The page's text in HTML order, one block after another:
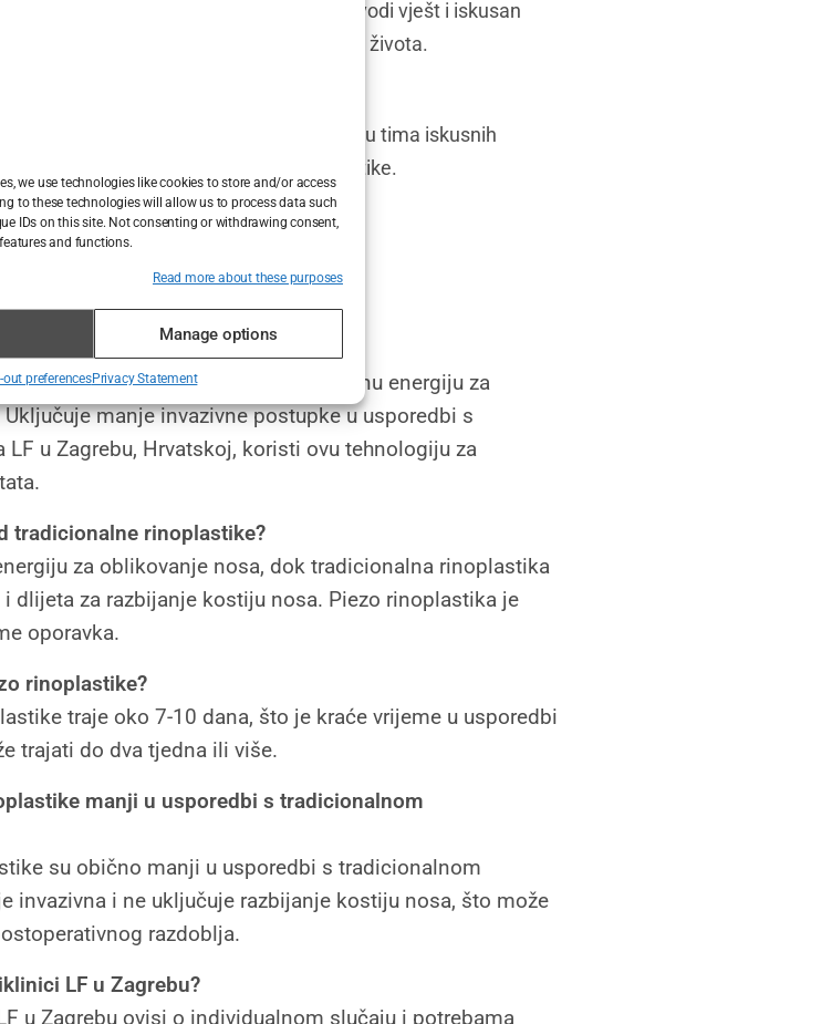
we use technologies like cookies to store and/or access
to these technologies will allow us to process data such
IDs on this site. Not consenting or withdrawing consent,
and functions.
Read more about these purposes
Manage options
out preferencesPrivacy Statement
i zadovoljstvo pacijenata kada je izvodi vješt i iskusan
funkcije disanja i ukupne kvalitete života.
dobivaju personaliziranu pažnju i njegu tima iskusnih
ishod medicinskog postupka rinoplastike.
nosa koja koristi ultrazvučnu energiju za
manje invazivne postupke u usporedbi s
u Zagrebu, Hrvatskoj, koristi ovu tehnologiju za
tradicionalne rinoplastike?
za oblikovanje nosa, dok tradicionalna rinoplastika
dlijeta za razbijanje kostiju nosa. Piezo rinoplastika je
oporavka.
rinoplastike?
traje oko 7-10 dana, što je kraće vrijeme u usporedbi
trajati do dva tjedna ili više.
manji u usporedbi s tradicionalnom
su obično manji u usporedbi s tradicionalnom
invazivna i ne uključuje razbijanje kostiju nosa, što može
razdoblja.
LF u Zagrebu?
u Zagrebu ovisi o individualnom slučaju i potrebama